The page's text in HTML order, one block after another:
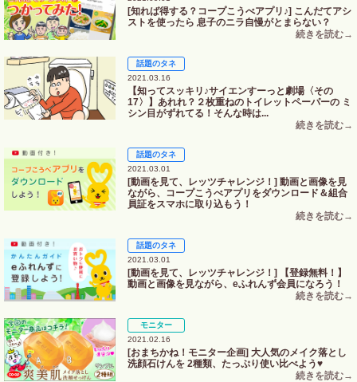
[知れば得する？コープこうべアプリ♪] こんだてアシ
ストを使ったら 息子のニラ自慢がとまらない？
話題のタネ
2021.03.16
【知ってスッキリ♪サイエンすーっと劇場〈その
17〉】あれれ？２枚重ねのトイレットペーパーの ミ
シン目がずれてる！そんな時は...
話題のタネ
2021.03.01
[動画を見て、レッツチャレンジ！] 動画と画像を見
ながら、コープこうべアプリをダウンロード＆組合
員証をスマホに取り込もう！
話題のタネ
2021.03.01
[動画を見て、レッツチャレンジ！] 【登録無料！】
動画と画像を見ながら、eふれんず会員になろう！
モニター
2021.02.16
[おまちかね！モニター企画] 大人気のメイク落とし
洗顔石けんを 2種類、たっぷり使い比べよう♥